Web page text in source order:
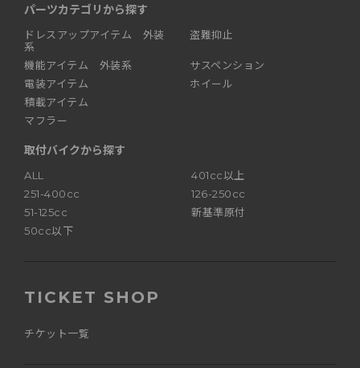
パーツカテゴリから探す
ドレスアップアイテム 外装
系
機能アイテム 外装系
電装アイテム
積載アイテム
マフラー
盗難抑止
サスペンション
ホイール
取付バイクから探す
ALL
401cc以上
251-400cc
126-250cc
51-125cc
新基準原付
50cc以下
TICKET SHOP
チケット一覧